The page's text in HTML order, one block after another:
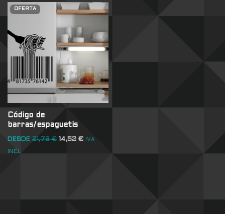
OFERTA
Código de
barras/espaguetis
DESDE 21,78€ 14,52 € IVA
INCL